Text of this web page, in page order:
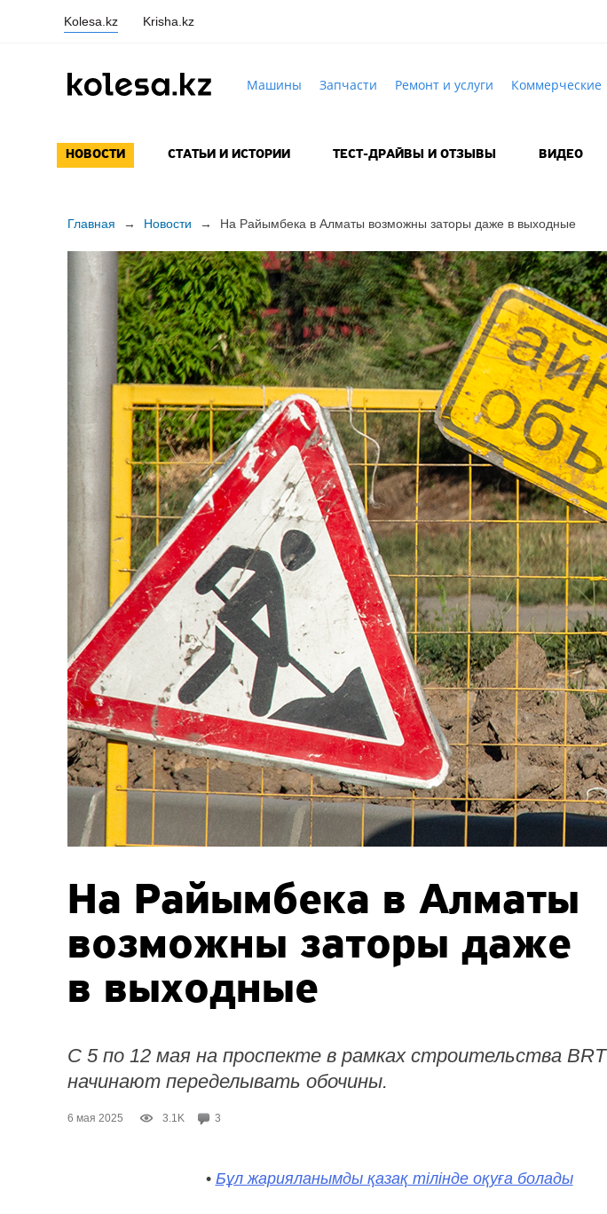
Kolesa.kz Krisha.kz
Машины Запчасти Ремонт и услуги Коммерческие
НОВОСТИ СТАТЬИ И ИСТОРИИ ТЕСТ-ДРАЙВЫ И ОТЗЫВЫ ВИДЕО
Главная → Новости → На Райымбека в Алматы возможны заторы даже в выходные
На Райымбека в Алматы
возможны заторы даже
в выходные
С 5 по 12 мая на проспекте в рамках строительства BRT
начинают переделывать обочины.
6 мая 2025 3.1K 3
• Бұл жарияланымды қазақ тілінде оқуға болады